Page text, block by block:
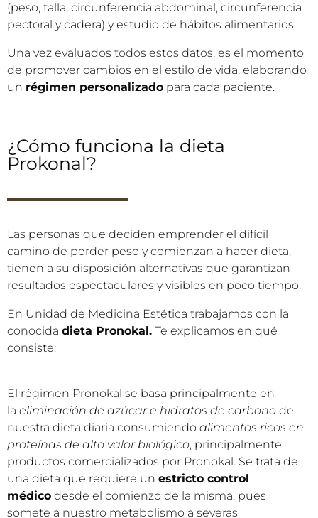
(peso, talla, circunferencia abdominal, circunferencia
pectoral y cadera) y estudio de hábitos alimentarios.
Una vez evaluados todos estos datos, es el momento
de promover cambios en el estilo de vida, elaborando
un régimen personalizado para cada paciente.
¿Cómo funciona la dieta
Prokonal?
Las personas que deciden emprender el difícil
camino de perder peso y comienzan a hacer dieta,
tienen a su disposición alternativas que garantizan
resultados espectaculares y visibles en poco tiempo.
En Unidad de Medicina Estética trabajamos con la
conocida dieta Pronokal. Te explicamos en qué
consiste:
El régimen Pronokal se basa principalmente en
la eliminación de azúcar e hidratos de carbono de
nuestra dieta diaria consumiendo alimentos ricos en
proteínas de alto valor biológico, principalmente
productos comercializados por Pronokal. Se trata de
una dieta que requiere un estricto control
médico desde el comienzo de la misma, pues
somete a nuestro metabolismo a severas